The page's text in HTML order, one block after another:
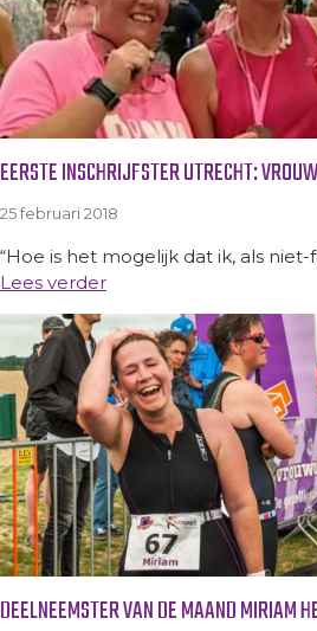
EERSTE INSCHRIJFSTER UTRECHT:
25 februari 2018
“Hoe is het mogelijk dat ik, als
Lees verder
DEELNEEMSTER VAN DE MAAND MIRIAM